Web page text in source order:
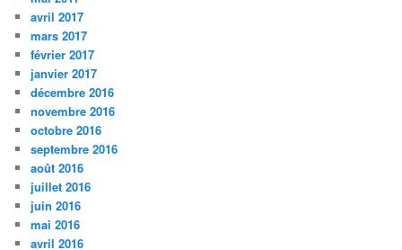
avril 2017
mars 2017
février 2017
janvier 2017
décembre 2016
novembre 2016
octobre 2016
septembre 2016
août 2016
juillet 2016
juin 2016
mai 2016
avril 2016